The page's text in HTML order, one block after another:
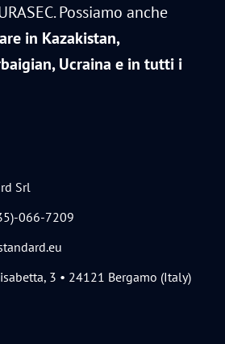
Possiamo anche
in Kazakistan,
Ucraina e in tutti i
Srl
066-7209
3 • 24121 Bergamo (Italy)